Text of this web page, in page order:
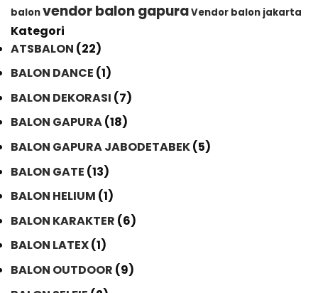
balonvendor balon gapuraVendor balon jakarta
Kategori
ATSBALON (22)
BALON DANCE (1)
BALON DEKORASI (7)
BALON GAPURA(18)
BALON GAPURA JABODETABEK(5)
BALON GATE (13)
BALON HELIUM (1)
BALON KARAKTER (6)
BALON LATEX(1)
BALON OUTDOOR (9)